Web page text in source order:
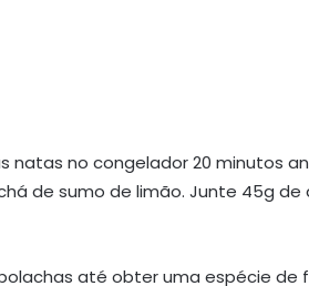
natas no congelador 20 minutos
de sumo de limão. Junte 45g
até obter uma espécie de